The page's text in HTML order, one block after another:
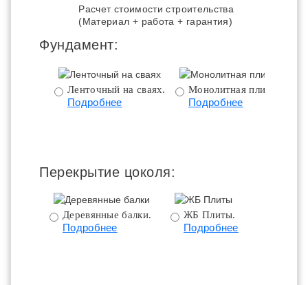
Расчет стоимости строительства
(Материал + работа + гарантия)
Фундамент:
Ленточный на сваях.
Подробнее
Монолитная плита.
Подробнее
Перекрытие цоколя:
Деревянные балки.
Подробнее
ЖБ Плиты.
Подробнее